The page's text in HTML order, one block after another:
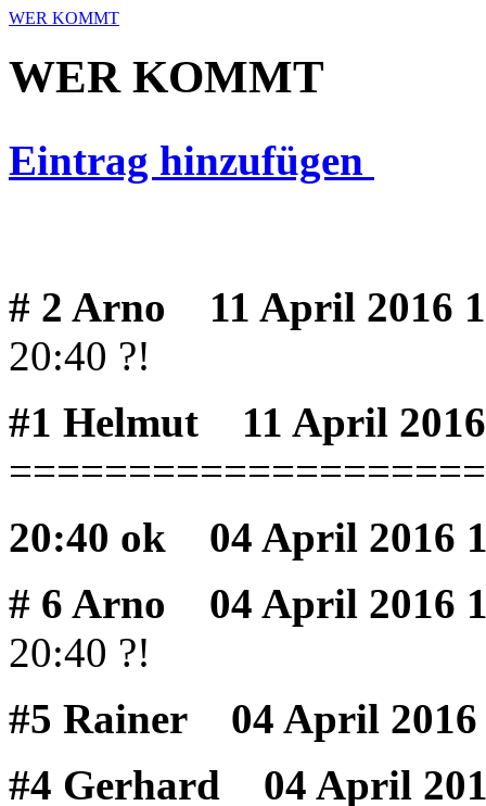
WER KOMMT
WER KOMMT
Eintrag hinzufügen
# 2 Arno
11 April 2016
20:40 ?!
#1 Helmut
11 April
20:40 ok
04 April 2016
# 6 Arno
04 April 2016
20:40 ?!
#5 Rainer
04 April 2016
#4 Gerhard
04 April